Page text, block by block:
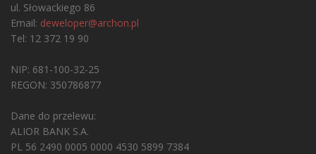
ul. Słowackiego 86
Email: deweloper@archon.pl
Tel: 12 372 19 90
NIP: 681-100-32-25
REGON: 350786877
Dane do przelewu:
ALIOR BANK S.A.
PL 56 2490 0005 0000 4530 5899 7384